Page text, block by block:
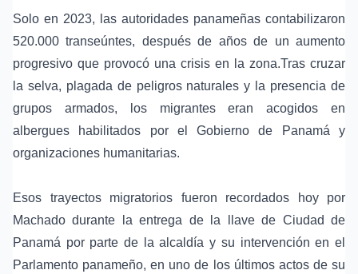
Solo en 2023, las autoridades panameñas contabilizaron
520.000 transeúntes, después de años de un aumento
progresivo que provocó una crisis en la zona.Tras cruzar
la selva, plagada de peligros naturales y la presencia de
grupos armados, los migrantes eran acogidos en
albergues habilitados por el Gobierno de Panamá y
organizaciones humanitarias.
Esos trayectos migratorios fueron recordados hoy por
Machado durante la entrega de la llave de Ciudad de
Panamá por parte de la alcaldía y su intervención en el
Parlamento panameño, en uno de los últimos actos de su